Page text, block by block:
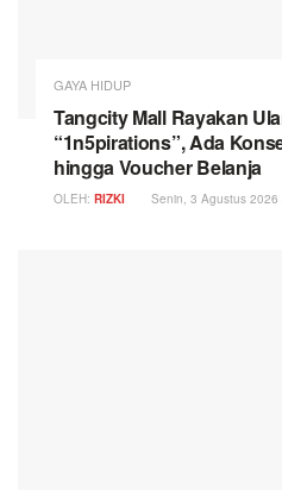
GAYA HIDUP
Tangcity Mall Rayakan
“1n5pirations”, Ada
hingga Voucher Belanja
OLEH: RIZKI Senin, 3 Agustus 2026